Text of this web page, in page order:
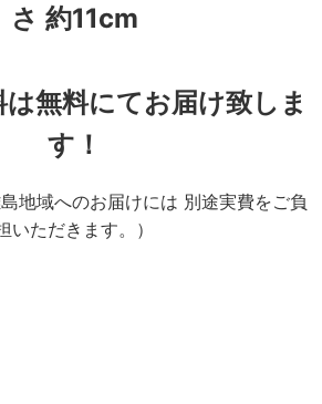
さ 約11cm
は無料にてお届け致しま
す！
島地域へのお届けには 別途実費をご負
いただきます。）